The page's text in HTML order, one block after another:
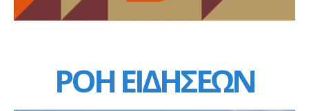
ΡΟΗ ΕΙΔΗΣΕΩΝ